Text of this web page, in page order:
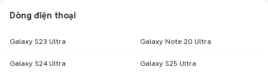
Dòng điện thoại
Galaxy S23 Ultra Galaxy Note 20 Ultra
Galaxy S24 Ultra Galaxy S25 Ultra